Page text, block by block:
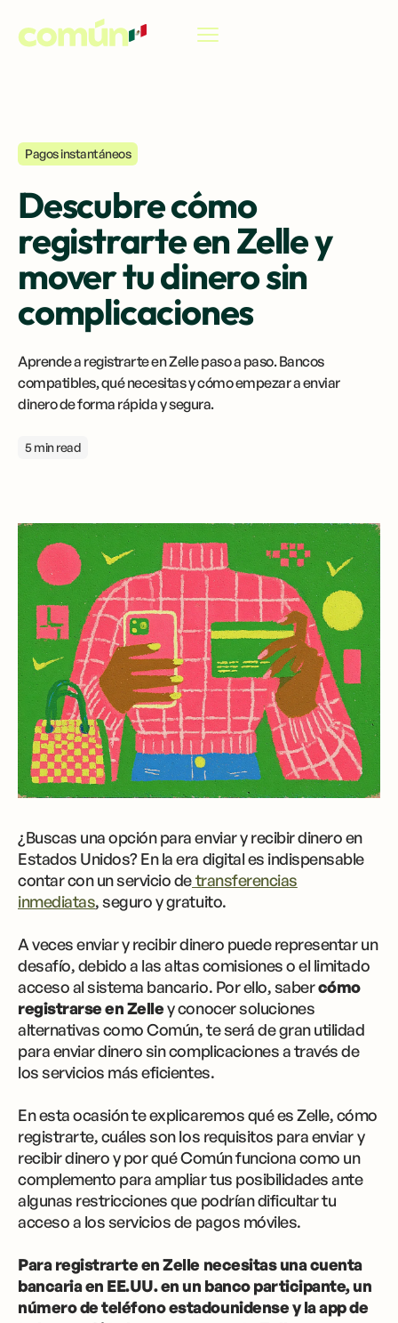
Pagos instantáneos
Descubre cómo
registrarte en Zelle y
mover tu dinero sin
complicaciones
Aprende a registrarte en Zelle paso a paso. Bancos
compatibles, qué necesitas y cómo empezar a enviar
dinero de forma rápida y segura.
5 min read
¿Buscas una opción para enviar y recibir dinero en
Estados Unidos? En la era digital es indispensable
contar con un servicio detransferencias
inmediatas, seguro y gratuito.
A veces enviar y recibir dinero puede representar un
desafío, debido a las altas comisiones o el limitado
acceso al sistema bancario. Por ello, sabercómo
registrarse en Zelley conocer soluciones
alternativas como Común, te será de gran utilidad
para enviar dinero sin complicaciones a través de
los servicios más eficientes.
En esta ocasión te explicaremos qué es Zelle, cómo
registrarte, cuáles son los requisitos para enviar y
recibir dinero y por qué Común funciona como un
complemento para ampliar tus posibilidades ante
algunas restricciones que podrían dificultar tu
acceso a los servicios de pagos móviles.
Para registrarte en Zelle necesitas una cuenta
bancaria en EE.UU. en un banco participante, un
número de teléfono estadounidense y la app de